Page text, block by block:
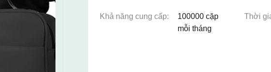
Khả năng cung cấp:
100000 cặp
mỗi tháng
Thời